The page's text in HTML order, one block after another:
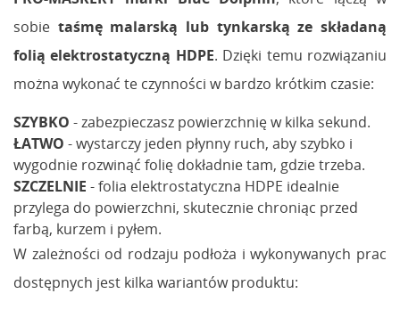
sobie taśmę malarską lub tynkarską ze składaną
folią elektrostatyczną HDPE. Dzięki temu rozwiązaniu
można wykonać te czynności w bardzo krótkim czasie:
SZYBKO - zabezpieczasz powierzchnię w kilka sekund.
ŁATWO - wystarczy jeden płynny ruch, aby szybko i
wygodnie rozwinąć folię dokładnie tam, gdzie trzeba.
SZCZELNIE - folia elektrostatyczna HDPE idealnie
przylega do powierzchni, skutecznie chroniąc przed
farbą, kurzem i pyłem.
W zależności od rodzaju podłoża i wykonywanych prac
dostępnych jest kilka wariantów produktu: